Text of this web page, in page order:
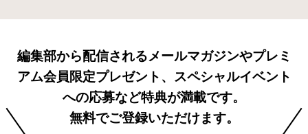
編集部から配信されるメールマガジンやプレミ
アム会員限定プレゼント、スペシャルイベント
への応募など特典が満載です。
無料でご登録いただけます。